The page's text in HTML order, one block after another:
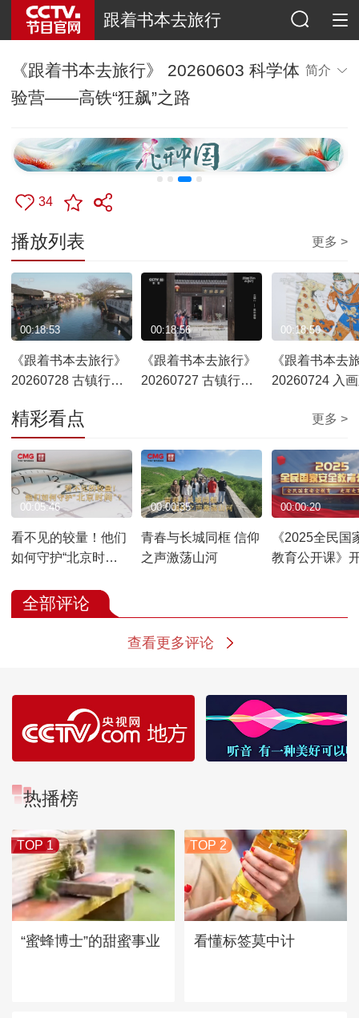
跟着书本去旅行
《跟着书本去旅行》 20260603 科学体
验营——高铁“狂飙”之路
简介
34
播放列表 更多 >
《跟着书本去旅行》
20260728 古镇行
00:18:53
《跟着书本去旅行》
20260727 古镇行
00:18:56
《跟着书本去
20260724 入
00:18:50
精彩看点 更多 >
看不见的较量！他们
如何守护“北京时
00:05:46
青春与长城同框 信仰
之声激荡山河
00:00:35
《2025全民国
教育公开课》
00:00:20
全部评论
查看更多评论
热播榜
TOP 1
“蜜蜂博士”的甜蜜事业
TOP 2
看懂标签莫中计